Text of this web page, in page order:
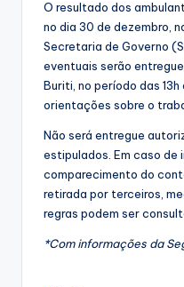
O resultado dos
no dia 30 de dezembro,
Secretaria de Governo
eventuais serão
Buriti, no período das 13h
orientações sobre o
Não será entregue
estipulados. Em caso de
comparecimento do
retirada por terceiros,
regras podem ser
*Com informações da